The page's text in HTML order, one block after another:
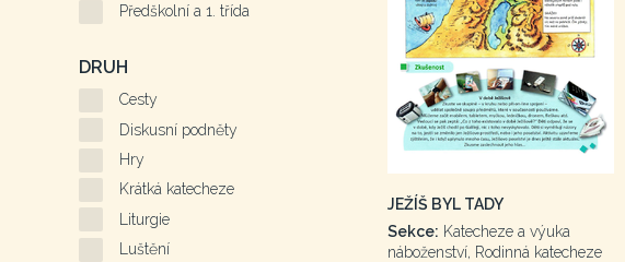
JEŽÍŠ BYL TADY
Sekce: Katecheze a výuka
náboženství, Rodinná katecheze
Předškolní a 1. třída
DRUH
Cesty
Diskusní podněty
Hry
Krátká katecheze
Liturgie
Luštění